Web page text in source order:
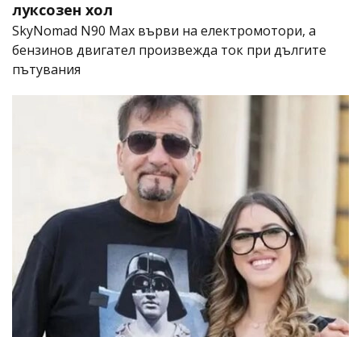
луксозен хол
SkyNomad N90 Max върви на електромотори, а
бензинов двигател произвежда ток при дългите
пътувания